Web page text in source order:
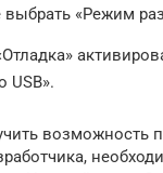
выбрать «Режим
USB».
возможность